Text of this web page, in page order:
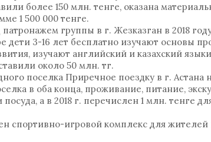
более 150 млн. тенге, оказана
1 500 000 тенге.
группы в г. Жезказган в 2018
дети 3-16 лет бесплатно изучают основы
изучают английский и казахский
около 50 млн. тг.
поселка Приречное поездку в г.
в оба конца, проживание, питание,
а в 2018 г. перечислен 1 млн. тенге
спортивно-игровой комплекс для жителей